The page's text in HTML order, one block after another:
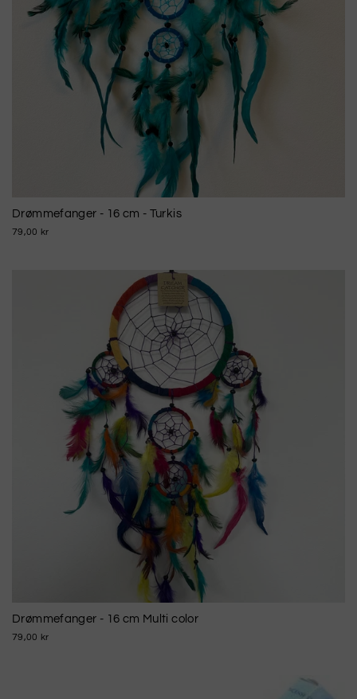
Drømmefanger - 16 cm - Turkis
79,00 kr
Drømmefanger - 16 cm Multi color
79,00 kr